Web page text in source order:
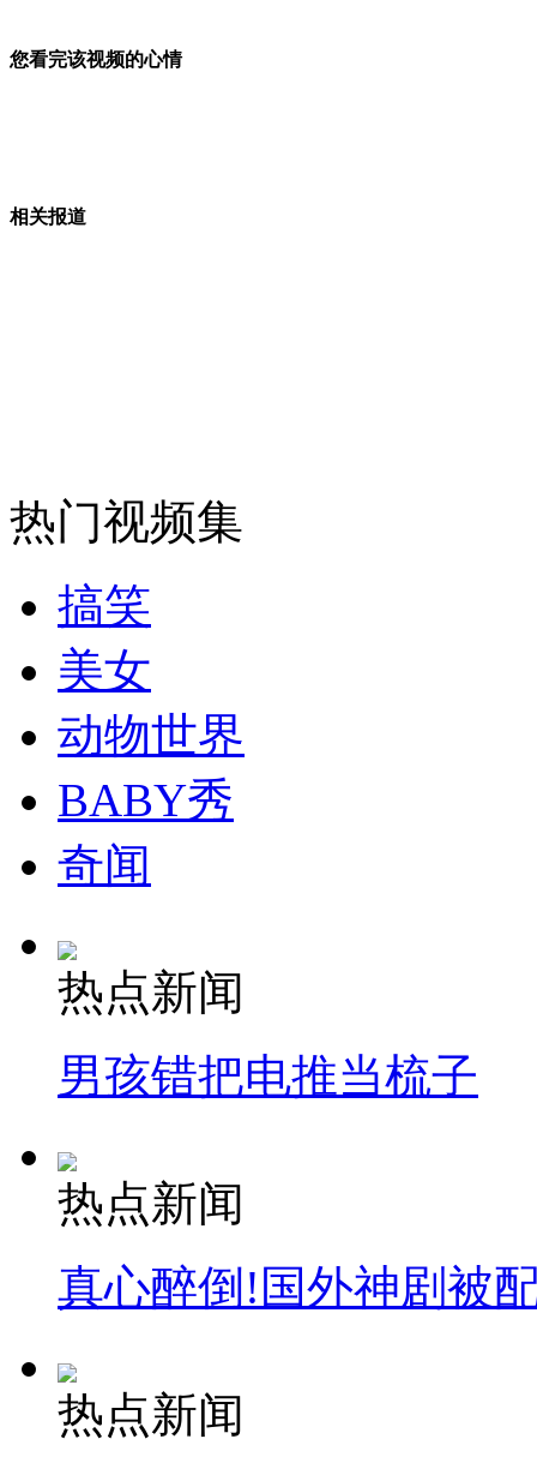
实拍桂林住宅楼坍塌 疑因爆破波及
无痛分娩是否安全 医生回应
外交部：反对强权政治霸凌主义
外交部：有关国家言论片面不公正
安徽一实载49人客车翻车
走！跟着总书记去植树
消防员救轻生者
纽约上演“枕头大战”
您看完该视频的心情
相关报道
热门视频集
搞笑
美女
动物世界
BABY秀
奇闻
热点新闻
男孩错把电推当梳子
热点新闻
真心醉倒!国外神剧被
热点新闻